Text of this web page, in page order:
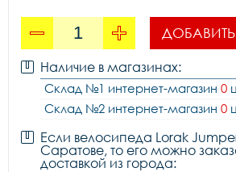
Наличие в магазинах:
Склад №1 интернет-магазин 0
Склад №2 интернет-магазин 0
Если велосипеда Lorak
Саратове, то его можно
доставкой из города: